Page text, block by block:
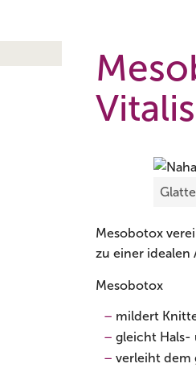
Mesobotox
zu einer idealen
Mesobotox
mildert
gleicht Hals-
verleiht dem